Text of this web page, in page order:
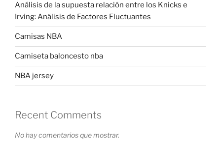
Análisis de la supuesta relación entre los Knicks e
Irving: Análisis de Factores Fluctuantes
Camisas NBA
Camiseta baloncesto nba
NBA jersey
Recent Comments
No hay comentarios que mostrar.